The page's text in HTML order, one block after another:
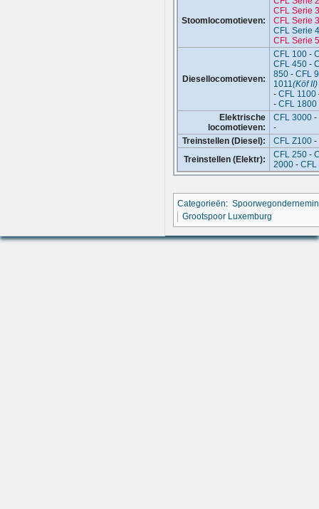
Stoomlocomotieven:
CFL Serie
CFL Serie
CFL Serie
CFL Serie
Diesellocomotieven:
CFL 100-
CFL 450-
850- CFL
1011(Köf II)
- CFL 1100
- CFL 1800
Elektrische
locomotieven:
CFL 3000-
-
Treinstellen (Diesel):
CFL Z100-
Treinstellen (Elektr):
CFL 250-
2000- CFL
Categorieën:
Grootspoor Luxemburg